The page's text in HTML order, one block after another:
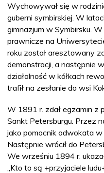
Wychowywał się w
guberni symbirskiej. W
gimnazjum w Symbirsku.
prawnicze na
roku został aresztowany
demonstracji, a następnie
działalność w kółkach
trafił na zesłanie do wsi
W 1891 r. zdał egzamin z
Sankt Petersburgu. Przez
jako pomocnik adwokata w
Następnie wrócił do
We wrześniu 1894 r.
„Kto to są +przyjaciele